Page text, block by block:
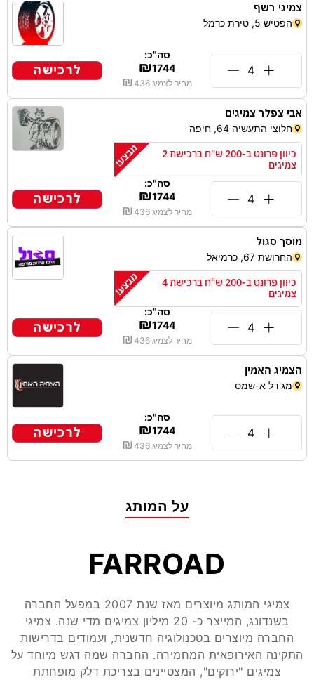
צמיגי רשף
הפטיש 5, טירת כרמל
סה"כ:
₪1744
מחיר לצמיג ₪436
לרכישה
אבי צפלר צמיגים
חלוצי התעשיה 64, חיפה
כיוון פרונט ב-200 ש"ח ברכישת 2
צמיגים
סה"כ:
₪1744
מחיר לצמיג ₪436
לרכישה
מוסך סגול
החרושת 67, כרמיאל
כיוון פרונט ב-200 ש"ח ברכישת 4
צמיגים
סה"כ:
₪1744
מחיר לצמיג ₪436
לרכישה
הצמיג האמין
מג'דל א-שמס
סה"כ:
₪1744
מחיר לצמיג ₪436
לרכישה
על המותג
FARROAD
צמיגי המותג מיוצרים מאז שנת 2007 במפעל החברה
בשנדונג, המייצר כ- 20 מיליון צמיגים מדי שנה. צמיגי
החברה מיוצרים בטכנולוגיה חדשנית, ועמודים בדרישות
התקינה האירופאית המחמירה. החברה שמה דגש מיוחד על
צמיגים "ירוקים", המצטיינים בצריכת דלק מופחתת